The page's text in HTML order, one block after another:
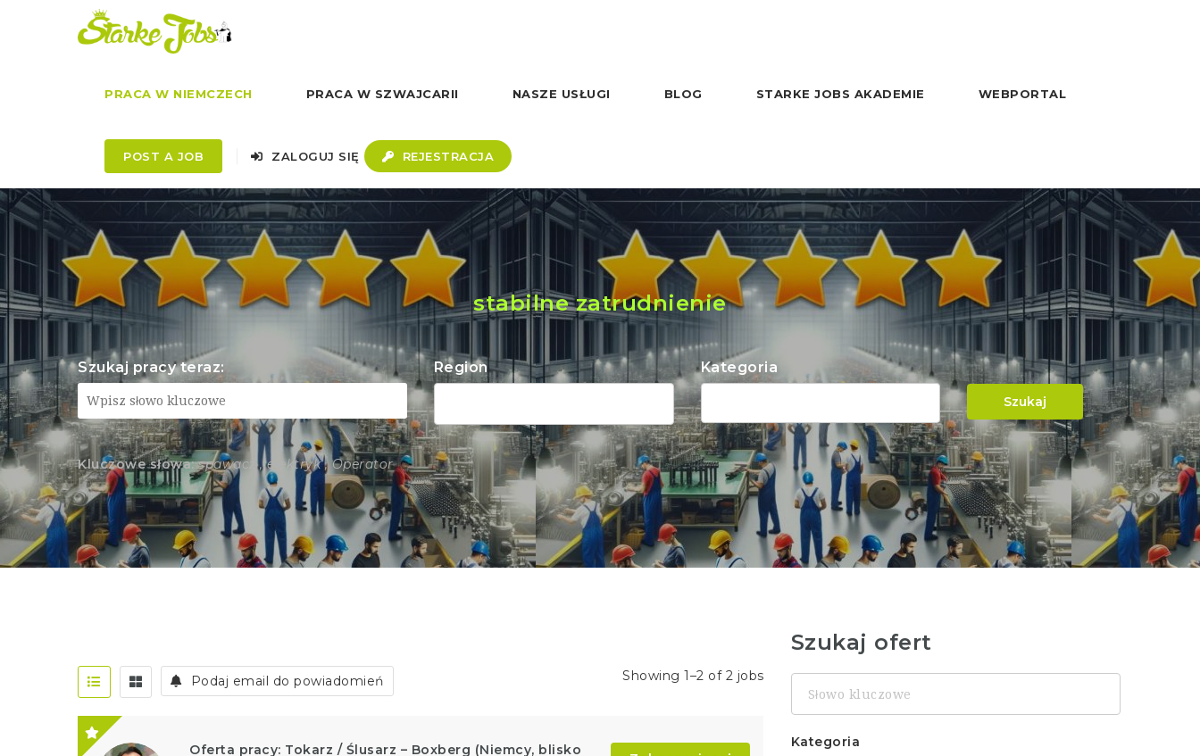
PRACA W NIEMCZECH PRACA W SZWAJCARII NASZE USŁUGI BLOG STARKE JOBS AKADEMIE WEBPORTAL
POST A JOB ZALOGUJ SIĘ REJESTRACJA
stabilne zatrudnienie
Szukaj pracy teraz: Region Kategoria
Szukaj
Kluczowe słowa: spawacz , elektryk , Operator
Podaj email do powiadomień Showing 1–2 of 2 jobs
Oferta pracy: Tokarz / Ślusarz – Boxberg (Niemcy, blisko
Szukaj ofert
Słowo
kluczowe
Kategoria